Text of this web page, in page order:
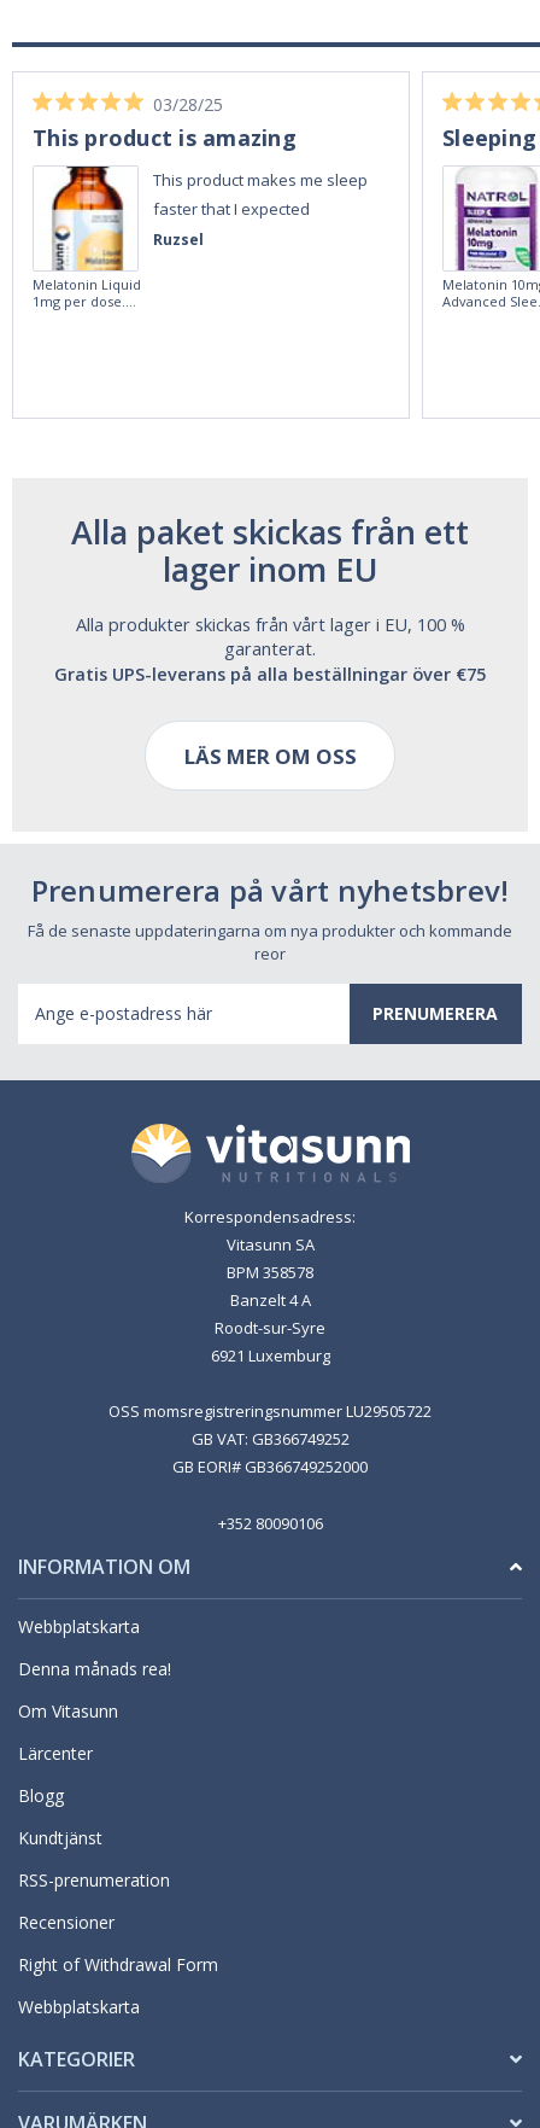
Ruzsel
03/28/25
This product is amazing
This product makes me sleep
faster that I expected
Melatonin Liquid
1mg per dose.
Melatonin
Advanced
Alla paket skickas från ett
lager inom EU
Alla produkter skickas från vårt lager i EU, 100 %
garanterat.
Gratis UPS-leverans på alla beställningar över €75
LÄS MER OM OSS
Prenumerera på vårt nyhetsbrev!
Få de senaste uppdateringarna om nya produkter och kommande
reor
postadress
Korrespondensadress:
Vitasunn SA
BPM 358578
Banzelt 4 A
Roodt-sur-Syre
6921 Luxemburg
OSS momsregistreringsnummer LU29505722
GB VAT: GB366749252
GB EORI# GB366749252000
+352 80090106
INFORMATION OM
Webbplatskarta
Denna månads rea!
Om Vitasunn
Lärcenter
Blogg
Kundtjänst
RSS-prenumeration
Recensioner
Right of Withdrawal Form
Webbplatskarta
KATEGORIER